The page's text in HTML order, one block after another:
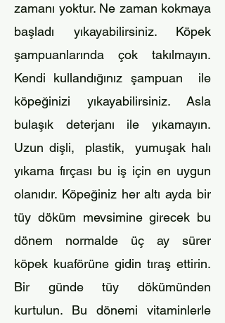
zamanı yoktur. Ne zaman kokmaya
başladı yıkayabilirsiniz. Köpek
şampuanlarında çok takılmayın.
Kendi kullandığınız şampuan ile
köpeğinizi yıkayabilirsiniz. Asla
bulaşık deterjanı ile yıkamayın.
Uzun dişli, plastik, yumuşak halı
yıkama fırçası bu iş için en uygun
olanıdır. Köpeğiniz her altı ayda bir
tüy döküm mevsimine girecek bu
dönem normalde üç ay sürer
köpek kuaförüne gidin tıraş ettirin.
Bir günde tüy dökümünden
kurtulun. Bu dönemi vitaminlerle